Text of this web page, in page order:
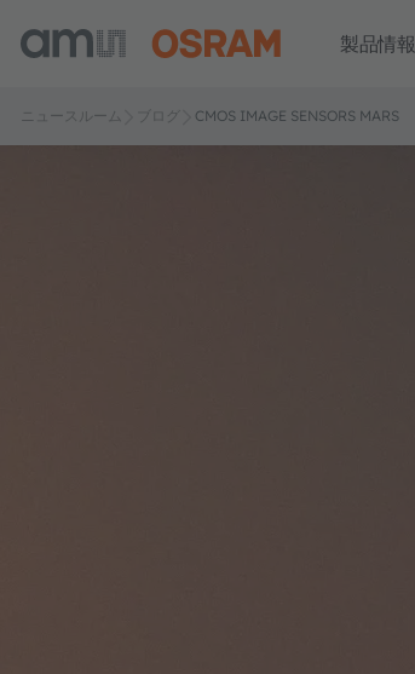
製品情報
ニュースルーム ブログ CMOS IMAGE SENSORS MARS